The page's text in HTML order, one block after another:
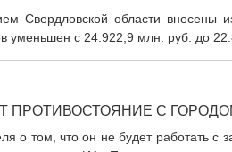
Свердловской области
уменьшен с 24.922,9 млн. руб. до
ПРОТИВОСТОЯНИЕ С
о том, что он не будет работать с